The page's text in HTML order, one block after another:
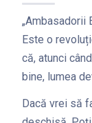
„Ambasadorii
Este o
că, atunci
bine, lumea
Dacă vrei să